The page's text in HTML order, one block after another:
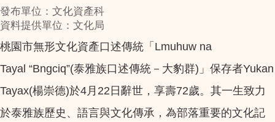
發布單位：文化資產科
資料提供單位：文化局
桃園市無形文化資產口述傳統「Lmuhuw na
Tayal “Bngciq”(泰雅族口述傳統－大豹群)」保存者Yukan
Tayax(楊崇德)於4月22日辭世，享壽72歲。其一生致力
於泰雅族歷史、語言與文化傳承，為部落重要的文化記